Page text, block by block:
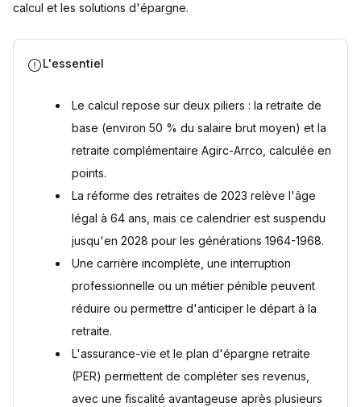
Un salaire net de 3 500 euros correspond-il à un profil
sa retraite ?
calcul et les solutions d'épargne.
L'essentiel
Le calcul repose sur deux piliers : la retraite de
base (environ 50 % du salaire brut moyen) et la
retraite complémentaire Agirc-Arrco, calculée en
points.
La réforme des retraites de 2023 relève l'âge
légal à 64 ans, mais ce calendrier est suspendu
jusqu'en 2028 pour les générations 1964-1968.
Une carrière incomplète, une interruption
professionnelle ou un métier pénible peuvent
réduire ou permettre d'anticiper le départ à la
retraite.
L'assurance-vie et le plan d'épargne retraite
(PER) permettent de compléter ses revenus,
avec une fiscalité avantageuse après plusieurs